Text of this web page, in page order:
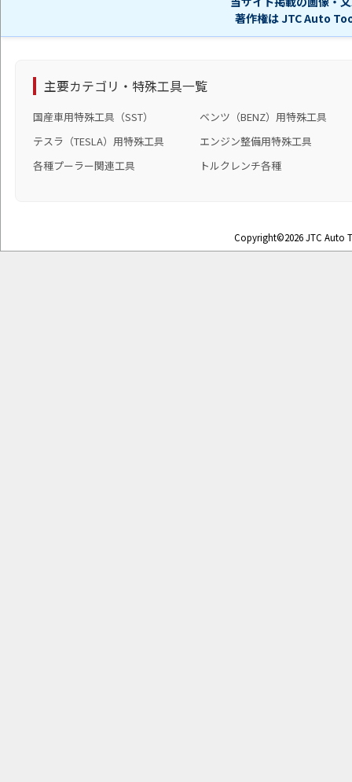
著作権は JTC Auto
主要カテゴリ・特殊工具一覧
国産車用特殊工具（SST）
ベンツ（BENZ）用特殊工具
テスラ（TESLA）用特殊工具
エンジン整備用特殊工具
各種プーラー関連工具
トルクレンチ各種
Copyright©2026 JTC Auto